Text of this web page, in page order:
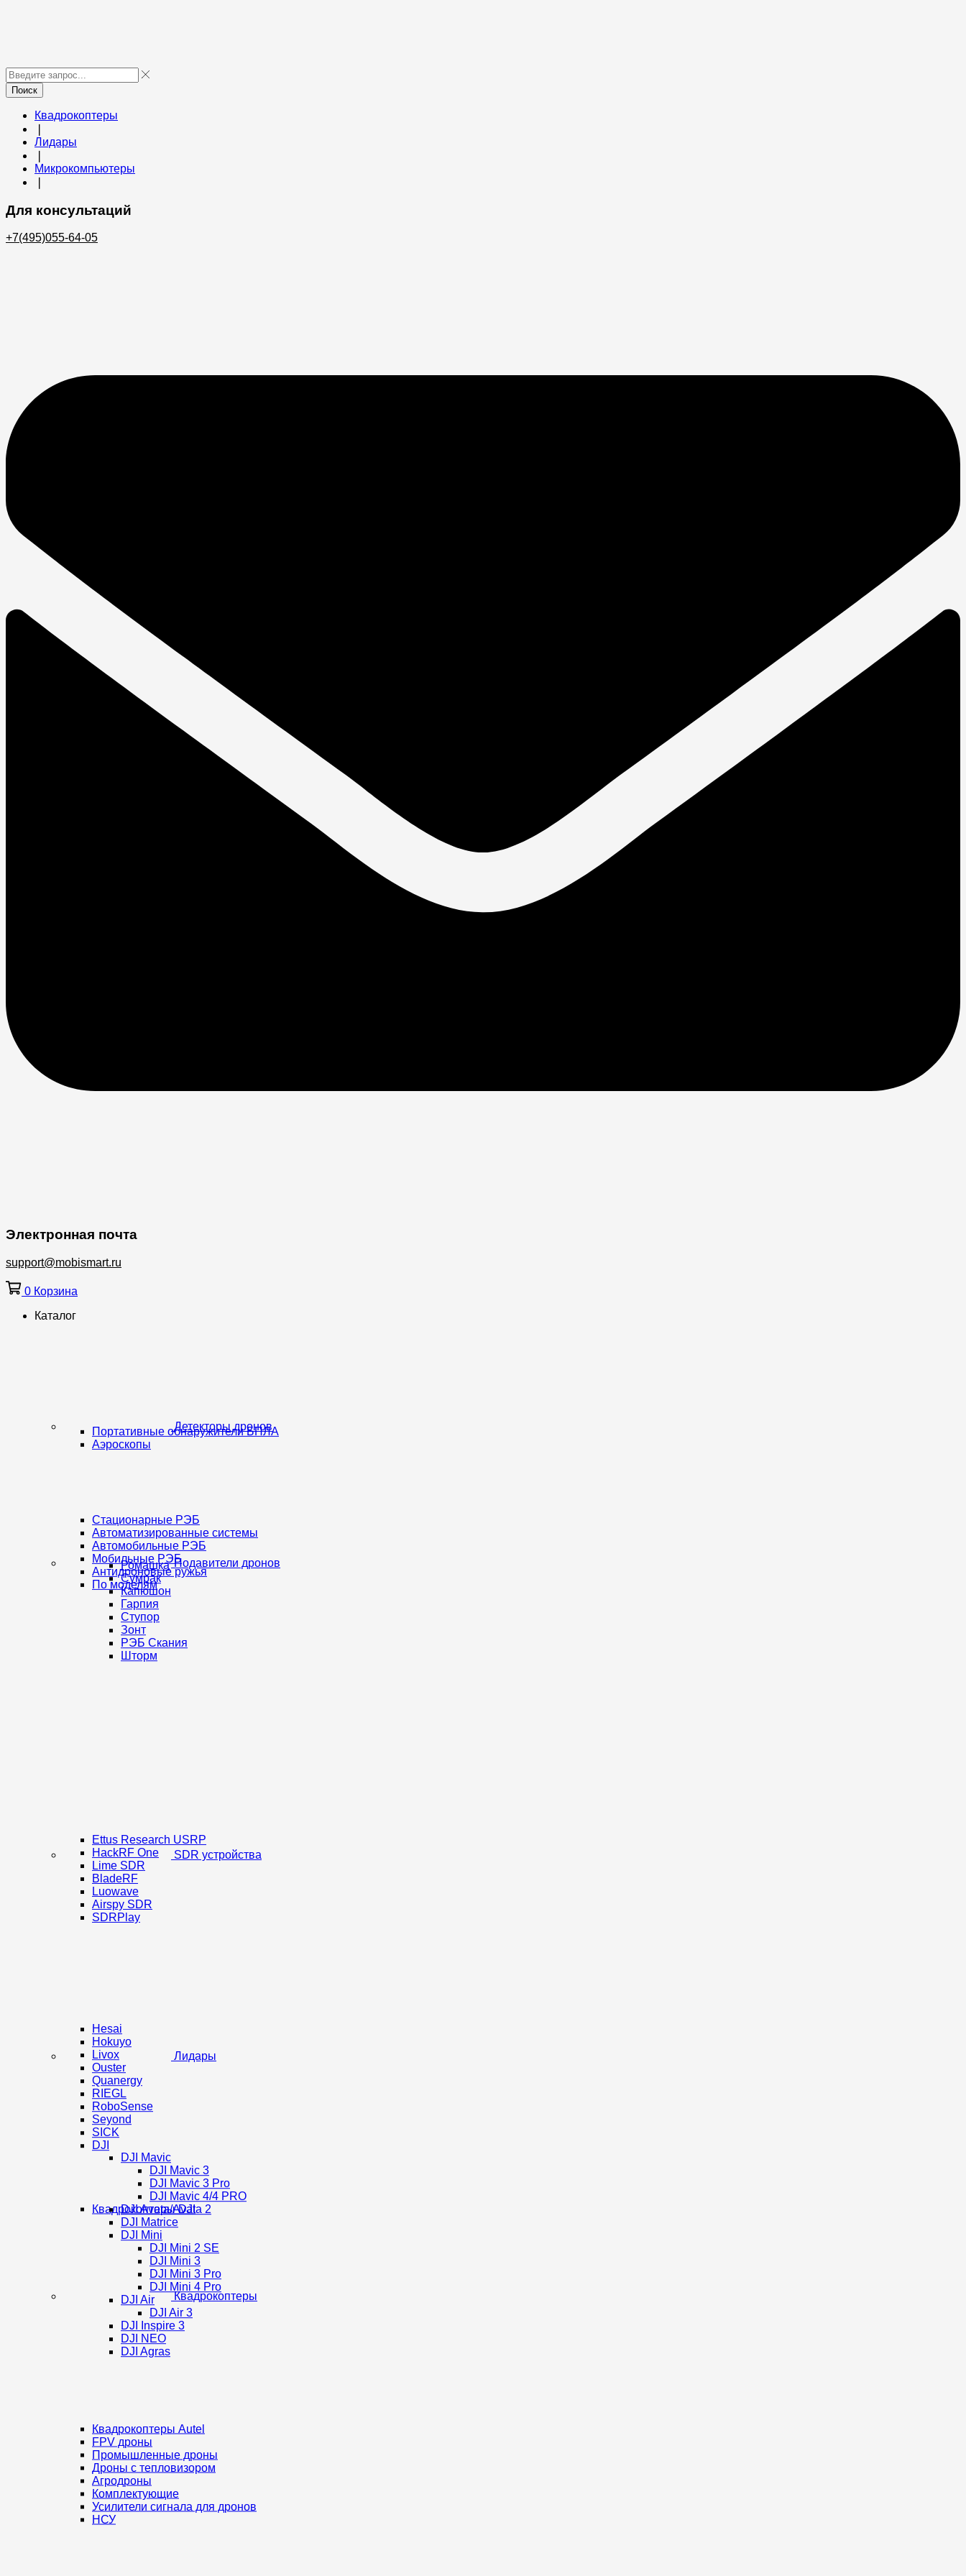
Поиск
Квадрокоптеры
Лидары
Микрокомпьютеры
Для консультаций
+7(495)055-64-05
Электронная почта
support@mobismart.ru
0 Корзина
Каталог
Детекторы дронов
Портативные обнаружители БПЛА
Аэроскопы
Подавители дронов
Стационарные РЭБ
Автоматизированные системы
Автомобильные РЭБ
Мобильные РЭБ
Антидроновые ружья
По моделям
Ромашка
Сумрак
Капюшон
Гарпия
Ступор
Зонт
РЭБ Скания
Шторм
SDR устройства
Ettus Research USRP
HackRF One
Lime SDR
BladeRF
Luowave
Airspy SDR
SDRPlay
Лидары
Hesai
Hokuyo
Livox
Ouster
Quanergy
RIEGL
RoboSense
Seyond
SICK
DJI
Квадрокоптеры
Квадрокоптеры DJI
DJI Mavic
DJI Mavic 3
DJI Mavic 3 Pro
DJI Mavic 4/4 PRO
DJI Avata/Avata 2
DJI Matrice
DJI Mini
DJI Mini 2 SE
DJI Mini 3
DJI Mini 3 Pro
DJI Mini 4 Pro
DJI Air
DJI Air 3
DJI Inspire 3
DJI NEO
DJI Agras
Квадрокоптеры Autel
FPV дроны
Промышленные дроны
Дроны с тепловизором
Агродроны
Комплектующие
Усилители сигнала для дронов
НСУ